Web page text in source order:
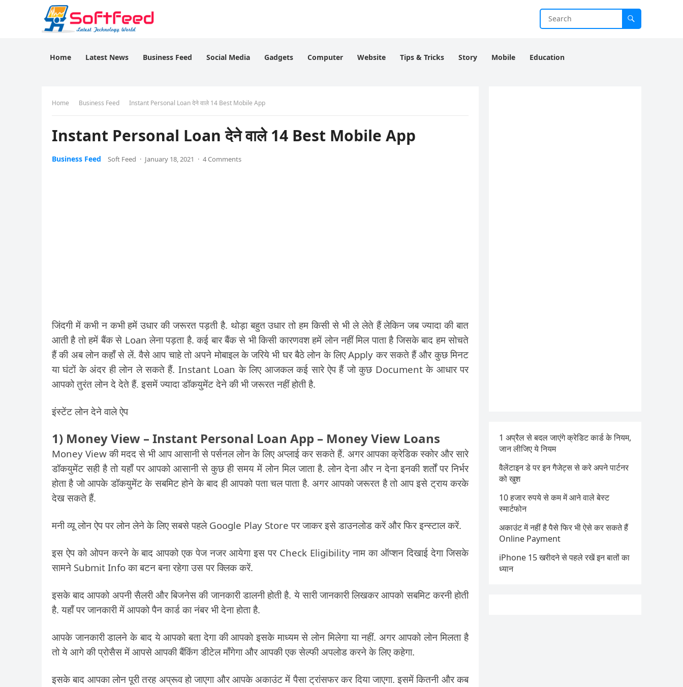
Home Latest News Business Feed Social Media Gadgets Computer Website Tips & Tricks Story Mobile Education
Home Business Feed Instant Personal Loan देने वाले 14 Best Mobile App
Instant Personal Loan देने वाले 14 Best Mobile App
Business Feed Soft Feed · January 18, 2021 · 4 Comments
जिंदगी में कभी न कभी हमें उधार की जरूरत पड़ती है. थोड़ा बहुत उधार तो हम किसी से भी ले लेते हैं लेकिन जब ज्यादा की बात
आती है तो हमें बैंक से Loan लेना पड़ता है. कई बार बैंक से भी किसी कारणवश हमें लोन नहीं मिल पाता है जिसके बाद हम सोचते
हैं की अब लोन कहाँ से लें. वैसे आप चाहे तो अपने मोबाइल के जरिये भी घर बैठे लोन के लिए Apply कर सकते हैं और कुछ मिनट
या घंटों के अंदर ही लोन ले सकते हैं. Instant Loan के लिए आजकल कई सारे ऐप हैं जो कुछ Document के आधार पर
आपको तुरंत लोन दे देते हैं. इसमें ज्यादा डॉकयुमेंट देने की भी जरूरत नहीं होती है.
इंस्टेंट लोन देने वाले ऐप
1) Money View – Instant Personal Loan App – Money View Loans
Money View की मदद से भी आप आसानी से पर्सनल लोन के लिए अप्लाई कर सकते हैं. अगर आपका क्रेडिक स्कोर और सारे
डॉकयुमेंट सही है तो यहाँ पर आपको आसानी से कुछ ही समय में लोन मिल जाता है. लोन देना और न देना इनकी शर्तों पर निर्भर
होता है जो आपके डॉकयुमेंट के सबमिट होने के बाद ही आपको पता चल पाता है. अगर आपको जरूरत है तो आप इसे ट्राय करके
देख सकते हैं.
मनी व्यू लोन ऐप पर लोन लेने के लिए सबसे पहले Google Play Store पर जाकर इसे डाउनलोड करें और फिर इन्स्टाल करें.
इस ऐप को ओपन करने के बाद आपको एक पेज नजर आयेगा इस पर Check Eligibility नाम का ऑप्शन दिखाई देगा जिसके
सामने Submit Info का बटन बना रहेगा उस पर क्लिक करें.
इसके बाद आपको अपनी सैलरी और बिजनेस की जानकारी डालनी होती है. ये सारी जानकारी लिखकर आपको सबमिट करनी होती
है. यहाँ पर जानकारी में आपको पैन कार्ड का नंबर भी देना होता है.
आपके जानकारी डालने के बाद ये आपको बता देगा की आपको इसके माध्यम से लोन मिलेगा या नहीं. अगर आपको लोन मिलता है
तो ये आगे की प्रोसैस में आपसे आपकी बैंकिंग डीटेल माँगेगा और आपकी एक सेल्फी अपलोड करने के लिए कहेगा.
इसके बाद आपका लोन पूरी तरह अप्रूव हो जाएगा और आपके अकाउंट में पैसा ट्रांसफर कर दिया जाएगा. इसमें कितनी और कब
1 अप्रैल से बदल जाएंगे क्रेडिट कार्ड के नियम,
जान लीजिए ये नियम
वैलेंटाइन डे पर इन गैजेट्स से करे अपने पार्टनर
को खुश
10 हजार रुपये से कम में आने वाले बेस्ट
स्मार्टफोन
अकाउंट में नहीं है पैसे फिर भी ऐसे कर सकते हैं
Online Payment
iPhone 15 खरीदने से पहले रखें इन बातों का
ध्यान